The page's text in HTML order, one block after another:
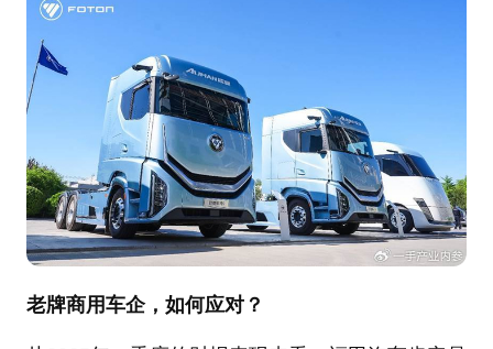
老牌商用车企，如何应对？